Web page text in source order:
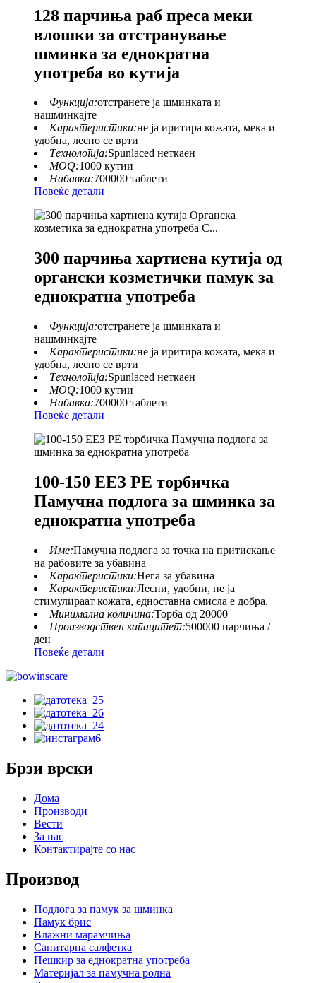
128 парчиња раб преса меки
влошки за отстранување
шминка за еднократна
употреба во кутија
Функција:отстранете ја шминката и
нашминкајте
Карактеристики:не ја иритира кожата, мека и
удобна, лесно се врти
Технологија:Spunlaced неткаен
MOQ:1000 кутии
Набавка:700000 таблети
Повеќе детали
300 парчиња хартиена кутија од
органски козметички памук за
еднократна употреба
Функција:отстранете ја шминката и
нашминкајте
Карактеристики:не ја иритира кожата, мека и
удобна, лесно се врти
Технологија:Spunlaced неткаен
MOQ:1000 кутии
Набавка:700000 таблети
Повеќе детали
100-150 ЕЕЗ PE торбичка
Памучна подлога за шминка за
еднократна употреба
Име:Памучна подлога за точка на притискање
на рабовите за убавина
Карактеристики:Нега за убавина
Карактеристики:Лесни, удобни, не ја
стимулираат кожата, едноставна смисла е добра.
Минимална количина:Торба од 20000
Производствен капацитет:500000 парчиња /
ден
Повеќе детали
Брзи врски
Дома
Производи
Вести
За нас
Контактирајте со нас
Производ
Подлога за памук за шминка
Памук брис
Влажни марамчиња
Санитарна салфетка
Пешкир за еднократна употреба
Материјал за памучна ролна